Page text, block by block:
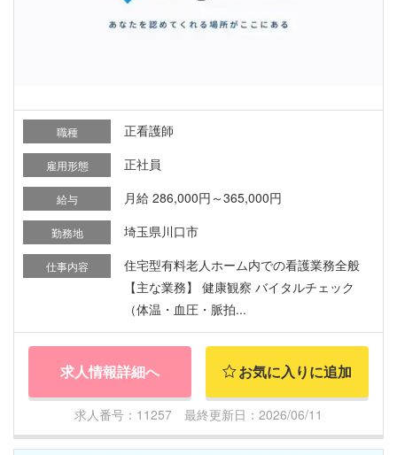
職種 正看護師
雇用形態 正社員
給与 月給 286,000円～365,000円
勤務地 埼玉県川口市
仕事内容
住宅型有料老人ホーム内での看護業務全般
【主な業務】 健康観察 バイタルチェック
（体温・血圧・脈拍...
求人情報詳細へ お気に入りに追加
求人番号：11257 最終更新日：2026/06/11